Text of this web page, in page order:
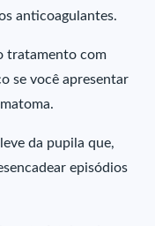
anticoagulantes.
tratamento com
se você apresentar
da pupila que,
episódios